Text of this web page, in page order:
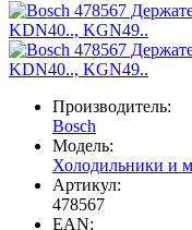
Производитель:
Bosch
Модель:
Холодильники и
Артикул:
478567
EAN: